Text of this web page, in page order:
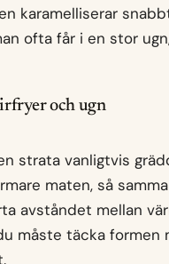
karamelliserar
ofta får i en stor
och ugn
strata vanligtvis
maten, så
avståndet mellan
måste täcka